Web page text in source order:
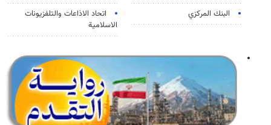
البنك المركزي
اتحاد الاذاعات والتلفزيونات
الاسلامية